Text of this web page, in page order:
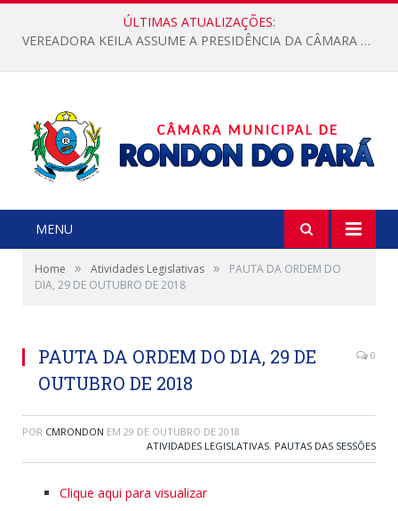
ÚLTIMAS ATUALIZAÇÕES:
VEREADORA KEILA ASSUME A PRESIDÊNCIA DA CÂMARA MUNICIPAL.
MENU
Home » Atividades Legislativas »
PAUTA DA ORDEM DO
DIA, 29 DE OUTUBRO DE 2018
PAUTA DA ORDEM DO DIA, 29 DE
OUTUBRO DE 2018
0
POR CMRONDON EM 29 DE OUTUBRO DE 2018
ATIVIDADES LEGISLATIVAS, PAUTAS DAS SESSÕES
Clique aqui para visualizar